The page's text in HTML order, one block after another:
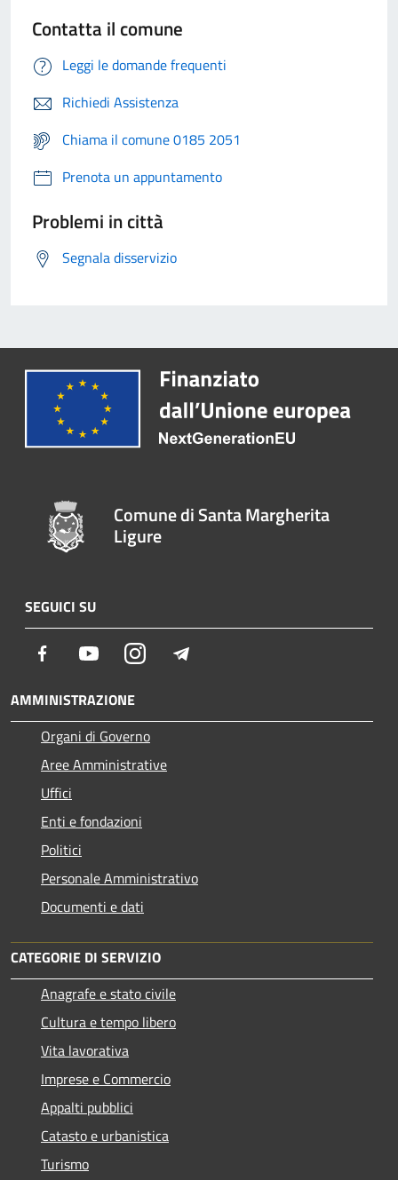
Contatta il comune
Leggi le domande frequenti
Richiedi Assistenza
Chiama il comune 0185 2051
Prenota un appuntamento
Problemi in città
Segnala disservizio
Comune di Santa Margherita
Ligure
SEGUICI SU
Facebook YoutubeInstagram
AMMINISTRAZIONE
Organi di Governo
Aree Amministrative
Uffici
Enti e fondazioni
Politici
Personale Amministrativo
Documenti e dati
CATEGORIE DI SERVIZIO
Anagrafe e stato civile
Cultura e tempo libero
Vita lavorativa
Imprese e Commercio
Appalti pubblici
Catasto e urbanistica
Turismo